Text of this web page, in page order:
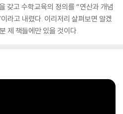
갖고 수학교육의 정의를 “연산과 개념
라고 내렸다. 이리저리 살펴보면 알겠
제 책들에만 있을 것이다.